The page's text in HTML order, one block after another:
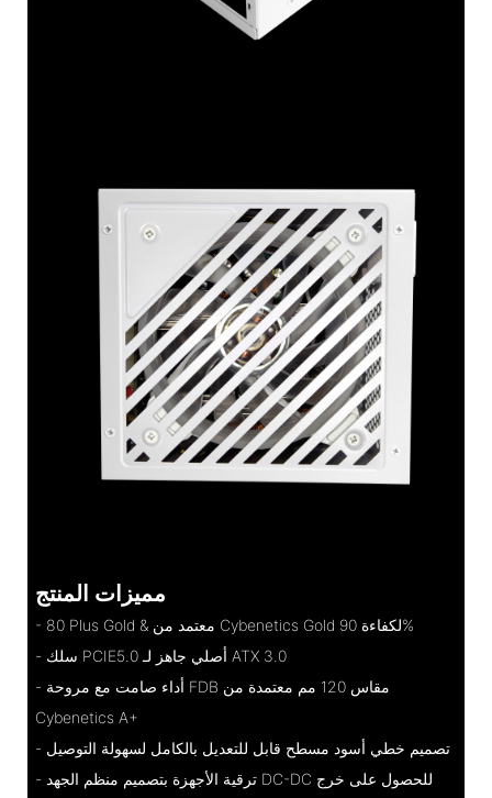
مميزات المنتج
- 80 Plus Gold & معتمد من Cybenetics Gold لكفاءة 90%
- سلك PCIE5.0 أصلي جاهز لـ ATX 3.0
- أداء صامت مع مروحة FDB مقاس 120 مم معتمدة من
Cybenetics A+
- تصميم خطي أسود مسطح قابل للتعديل بالكامل لسهولة التوصيل
- ترقية الأجهزة بتصميم منظم الجهد DC-DC للحصول على خرج